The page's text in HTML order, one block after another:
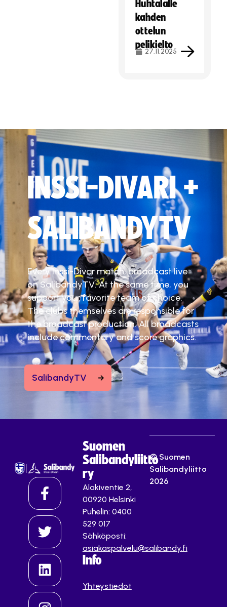
Huhtalalle
kahden
ottelun
pelikielto
27.11.2025
INSSI-DIVARI +
SALIBANDYTV
Every Inssi-Divar match, broadcast live
on SalibandyTV. At the same time, you
support your favorite team of choice.
The clubs themselves are responsible for
the broadcast production. All broadcasts
include commentary and score graphics.
SalibandyTV
Suomen
Salibandyliitto
ry
Alakiventie 2,
00920 Helsinki
Puhelin: 0400
529 017
Sähköposti:
asiakaspalvelu@salibandy.fi
Info
Yhteystiedot
© Suomen
Salibandyliitto
2026